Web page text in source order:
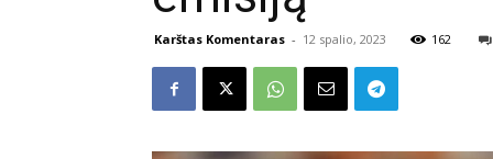
Karštas Komentaras - 12 spalio, 2023 162